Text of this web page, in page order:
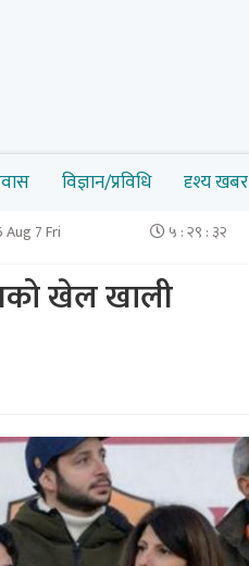
विज्ञान/प्रविधि दृश्य खबर
7 Fri ५ : २९ : ३२
खेल खाली